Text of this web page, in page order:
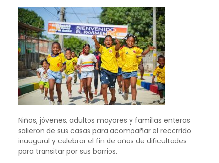
Niños, jóvenes, adultos mayores y familias enteras
salieron de sus casas para acompañar el recorrido
inaugural y celebrar el fin de años de dificultades
para transitar por sus barrios.